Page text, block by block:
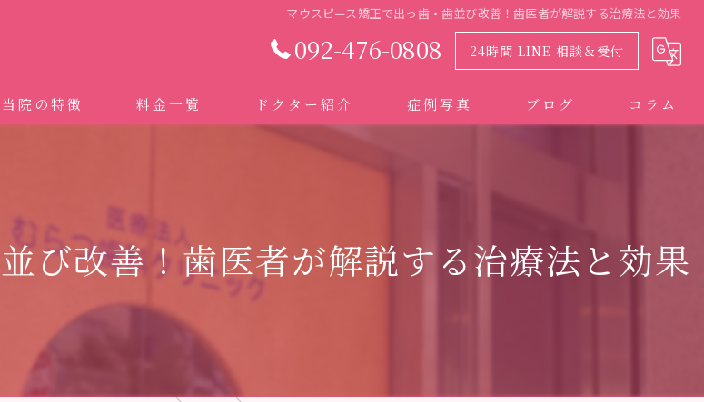
マウスピース矯正で出っ歯・歯並び改善！歯医者が解説する治療法と効果
092-476-0808 24時間 LINE 相談＆受付
マウスピース矯正）
当院の特徴
クターむらつのワンライン歯臓ブラシ
料金一覧 ドクター紹介 症例写真 ブログ コラム
び改善！歯医者が解説する治療法と効果